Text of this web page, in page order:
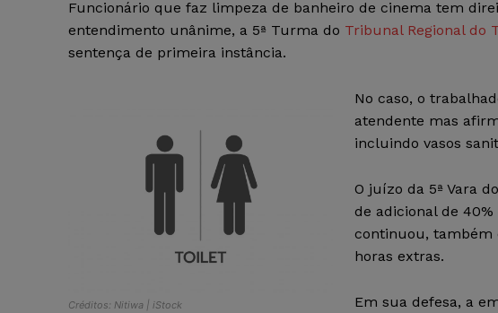
Funcionário que faz limpeza de banheiro de cinema tem
entendimento unânime, a 5ª Turma do Tribunal Regional do
sentença de primeira instância.
Créditos: Nitiwa | iStock
No caso, o
atendente mas
incluindo vasos
O juízo da 5ª Vara
de adicional de
continuou, também
horas extras.
Em sua defesa, a